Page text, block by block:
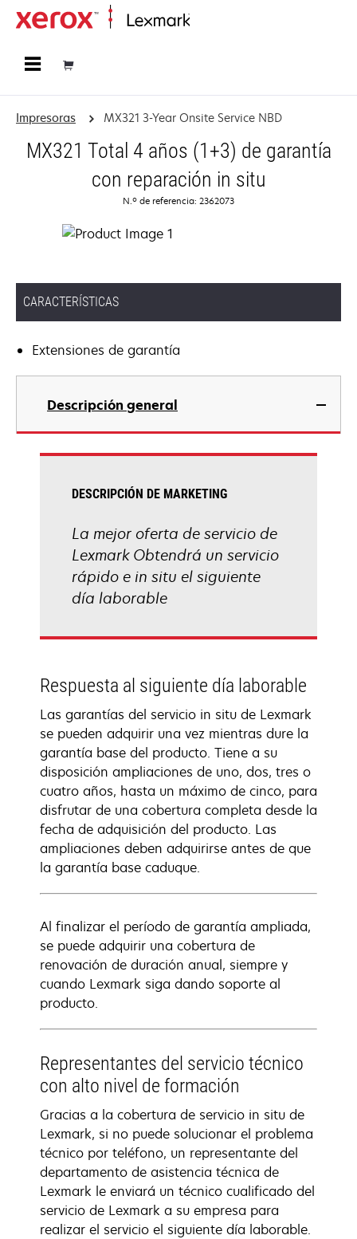
Impresoras MX321 3-Year Onsite Service NBD
MX321 Total 4 años (1+3) de garantía
con reparación in situ
N.º de referencia: 2362073
CARACTERÍSTICAS
Extensiones de garantía
Descripción general
DESCRIPCIÓN DE MARKETING
La mejor oferta de servicio de
Lexmark Obtendrá un servicio
rápido e in situ el siguiente
día laborable
Respuesta al siguiente día laborable
Las garantías del servicio in situ de Lexmark
se pueden adquirir una vez mientras dure la
garantía base del producto. Tiene a su
disposición ampliaciones de uno, dos, tres o
cuatro años, hasta un máximo de cinco, para
disfrutar de una cobertura completa desde la
fecha de adquisición del producto. Las
ampliaciones deben adquirirse antes de que
la garantía base caduque.
Al finalizar el período de garantía ampliada,
se puede adquirir una cobertura de
renovación de duración anual, siempre y
cuando Lexmark siga dando soporte al
producto.
Representantes del servicio técnico
con alto nivel de formación
Gracias a la cobertura de servicio in situ de
Lexmark, si no puede solucionar el problema
técnico por teléfono, un representante del
departamento de asistencia técnica de
Lexmark le enviará un técnico cualificado del
servicio de Lexmark a su empresa para
realizar el servicio el siguiente día laborable.